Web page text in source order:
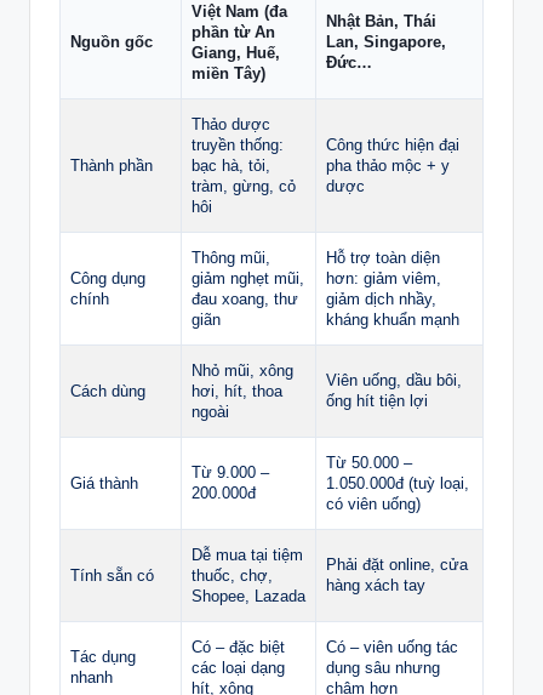
Nguồn gốc
Việt Nam (đa
phần từ An
Giang, Huế,
miền Tây)
Nhật Bản, Thái
Lan, Singapore,
Đức…
Thành phần
Thảo dược
truyền thống:
bạc hà, tỏi,
tràm, gừng, cỏ
hôi
Công thức hiện đại
pha thảo mộc + y
dược
Công dụng
chính
Thông mũi,
giảm nghẹt mũi,
đau xoang, thư
giãn
Hỗ trợ toàn diện
hơn: giảm viêm,
giảm dịch nhầy,
kháng khuẩn mạnh
Cách dùng
Nhỏ mũi, xông
hơi, hít, thoa
ngoài
Viên uống, dầu bôi,
ống hít tiện lợi
Giá thành
Từ 9.000 –
200.000đ
Từ 50.000 –
1.050.000đ (tuỳ loại,
có viên uống)
Tính sẵn có
Dễ mua tại tiệm
thuốc, chợ,
Shopee, Lazada
Phải đặt online, cửa
hàng xách tay
Tác dụng
nhanh
Có – đặc biệt
các loại dạng
hít, xông
Có – viên uống tác
dụng sâu nhưng
chậm hơn